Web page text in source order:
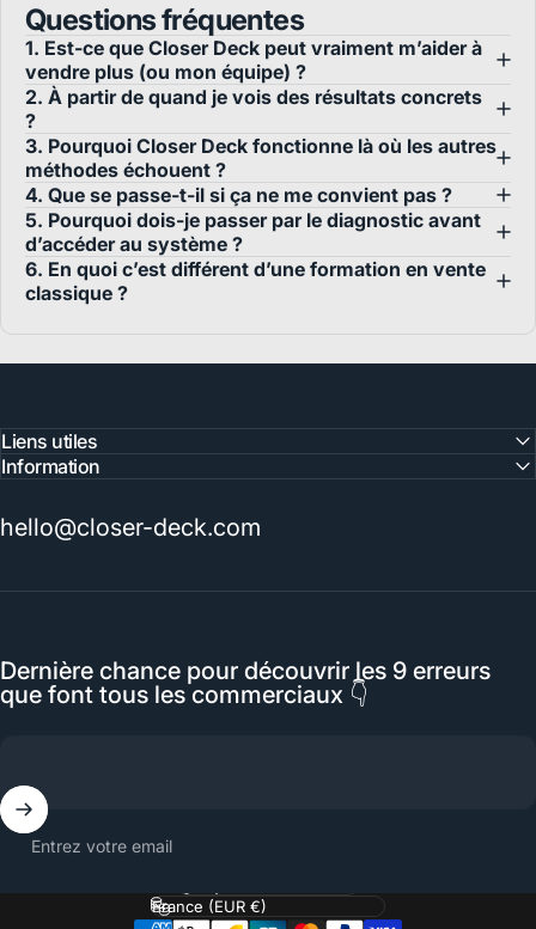
Questions fréquentes
1. Est-ce que Closer Deck peut vraiment m’aider à
vendre plus (ou mon équipe) ?
2. À partir de quand je vois des résultats concrets
?
3. Pourquoi Closer Deck fonctionne là où les autres
méthodes échouent ?
4. Que se passe-t-il si ça ne me convient pas ?
5. Pourquoi dois-je passer par le diagnostic avant
d’accéder au système ?
6. En quoi c’est différent d’une formation en vente
classique ?
Liens utiles
Information
hello@closer-deck.com
Dernière chance pour découvrir les 9 erreurs
que font tous les commerciaux 👇
Entrez votre email
Langue
Pays/région